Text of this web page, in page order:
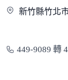
新竹縣竹北
449-9089 轉